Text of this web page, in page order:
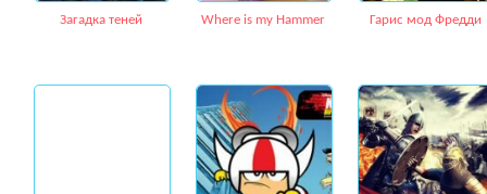
Загадка теней Where is my Hammer Гарис мод Фредди